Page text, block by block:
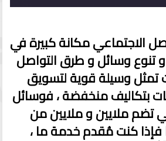
الاجتماعي مكانة كبيرة في
و تنوع وسائل و طرق التواصل
تمثل وسيلة قوية لتسويق
بتكاليف منخفضة ، فوسائل
تضم ملايين و ملايين من
فإذا كنت مُقدم خدمة ما ،